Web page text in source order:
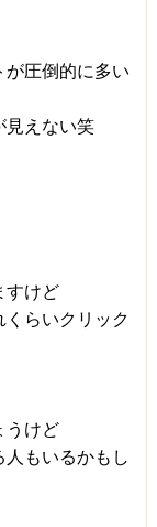
が圧倒的に多い
見えない笑
すけど
くらいクリック
うけど
もいるかもし